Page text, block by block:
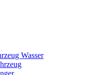
Wasser